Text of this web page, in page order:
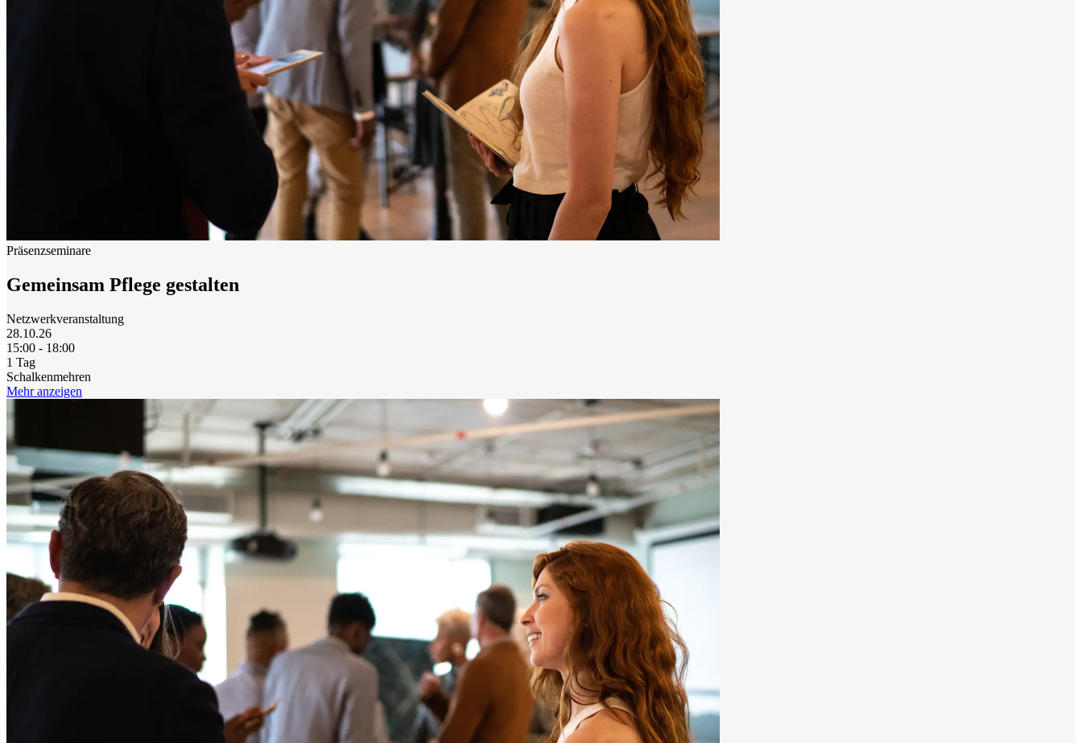
Präsenzseminare
Gemeinsam Pflege gestalten
Netzwerkveranstaltung
28.10.26
15:00 - 18:00
1 Tag
Schalkenmehren
Mehr anzeigen